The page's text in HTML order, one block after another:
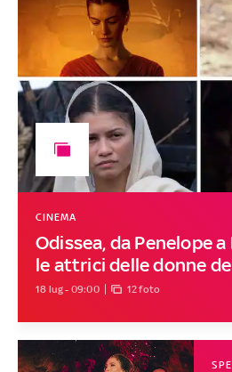
Odissea, da Penelope a
le attrici delle donne
CINEMA
18 lug - 09:00 12 foto